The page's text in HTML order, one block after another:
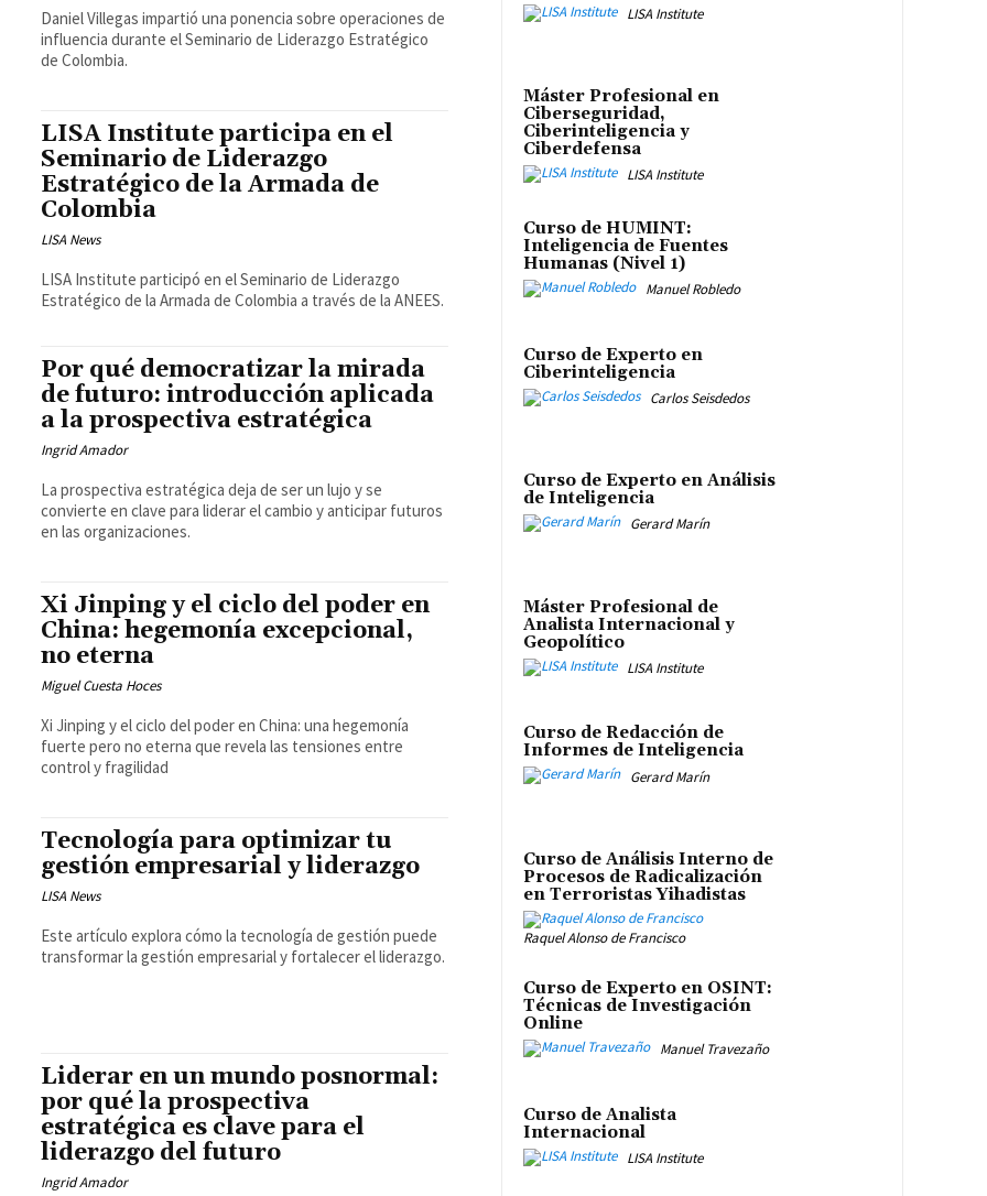
Daniel Villegas impartió una ponencia sobre operaciones de
influencia durante el Seminario de Liderazgo Estratégico
de Colombia.
LISA Institute participa en el
Seminario de Liderazgo
Estratégico de la Armada de
Colombia
LISA News
LISA Institute participó en el Seminario de Liderazgo
Estratégico de la Armada de Colombia a través de la ANEES.
Por qué democratizar la mirada
de futuro: introducción aplicada
a la prospectiva estratégica
Ingrid Amador
La prospectiva estratégica deja de ser un lujo y se
convierte en clave para liderar el cambio y anticipar futuros
en las organizaciones.
Xi Jinping y el ciclo del poder en
China: hegemonía excepcional,
no eterna
Miguel Cuesta Hoces
Xi Jinping y el ciclo del poder en China: una hegemonía
fuerte pero no eterna que revela las tensiones entre
control y fragilidad
Tecnología para optimizar tu
gestión empresarial y liderazgo
LISA News
Este artículo explora cómo la tecnología de gestión puede
transformar la gestión empresarial y fortalecer el liderazgo.
Liderar en un mundo posnormal:
por qué la prospectiva
estratégica es clave para el
liderazgo del futuro
Ingrid Amador
LISA Institute
Máster Profesional en
Ciberseguridad,
Ciberinteligencia y
Ciberdefensa
LISA Institute
Curso de HUMINT:
Inteligencia de Fuentes
Humanas (Nivel 1)
Manuel Robledo
Curso de Experto en
Ciberinteligencia
Carlos Seisdedos
Curso de Experto en Análisis
de Inteligencia
Gerard Marín
Máster Profesional de
Analista Internacional y
Geopolítico
LISA Institute
Curso de Redacción de
Informes de Inteligencia
Gerard Marín
Curso de Análisis Interno de
Procesos de Radicalización
en Terroristas Yihadistas
Raquel Alonso de Francisco
Curso de Experto en OSINT:
Técnicas de Investigación
Online
Manuel Travezaño
Curso de Analista
Internacional
LISA Institute